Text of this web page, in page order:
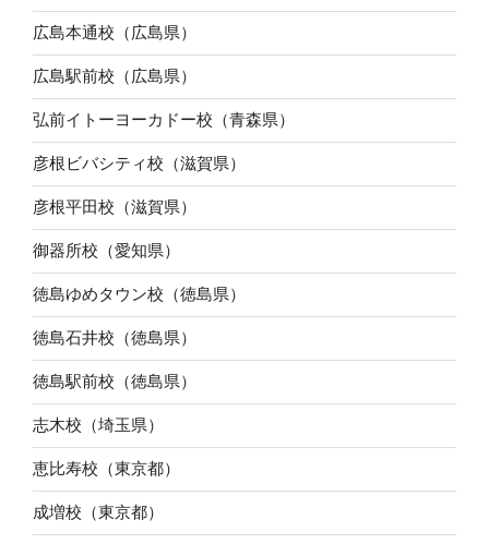
広島本通校（広島県）
広島駅前校（広島県）
弘前イトーヨーカドー校（青森県）
彦根ビバシティ校（滋賀県）
彦根平田校（滋賀県）
御器所校（愛知県）
徳島ゆめタウン校（徳島県）
徳島石井校（徳島県）
徳島駅前校（徳島県）
志木校（埼玉県）
恵比寿校（東京都）
成増校（東京都）